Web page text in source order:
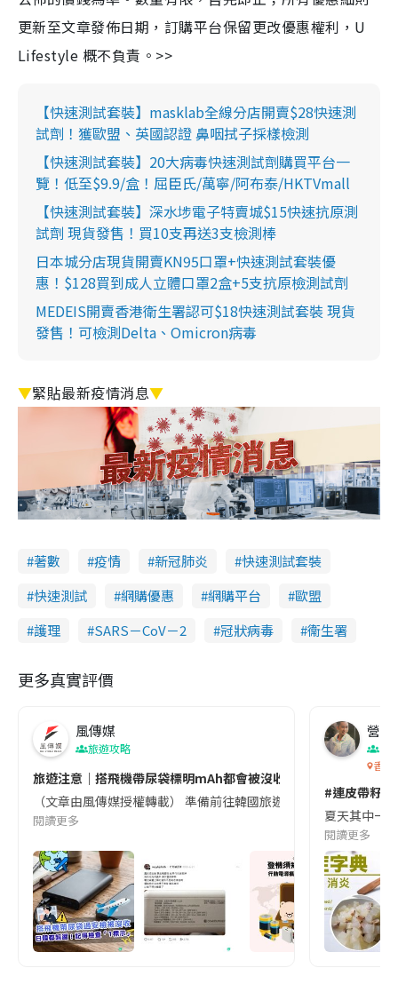
更新至文章發佈日期，訂購平台保留更改優惠權利，U
Lifestyle 概不負責。>>
【快速測試套裝】masklab全線分店開賣$28快速測
試劑！獲歐盟、英國認證 鼻咽拭子採樣檢測
【快速測試套裝】20大病毒快速測試劑購買平台一
覽！低至$9.9/盒！屈臣氏/萬寧/阿布泰/HKTVmall
【快速測試套裝】深水埗電子特賣城$15快速抗原測
試劑 現貨發售！買10支再送3支檢測棒
日本城分店現貨開賣KN95口罩+快速測試套裝優
惠！$128買到成人立體口罩2盒+5支抗原檢測試劑
MEDEIS開賣香港衛生署認可$18快速測試套裝 現貨
發售！可檢測Delta、Omicron病毒
▼緊貼最新疫情消息▼
著數 疫情 新冠肺炎
快速測試套裝
快速測試
網購優惠 網購平台
歐盟
護理
SARS－CoV－2 冠狀病毒 衞生署
更多真實評價
風傳媒
旅遊攻略
旅遊注意｜搭飛機帶尿袋標明mAh都會被沒收😱出發前切記檢查
（文章由風傳媒授權轉載） 準備前往韓國旅遊的民眾，近期要
閱讀更多
營養
香港
#連皮帶籽
夏天其中一
閱讀更多